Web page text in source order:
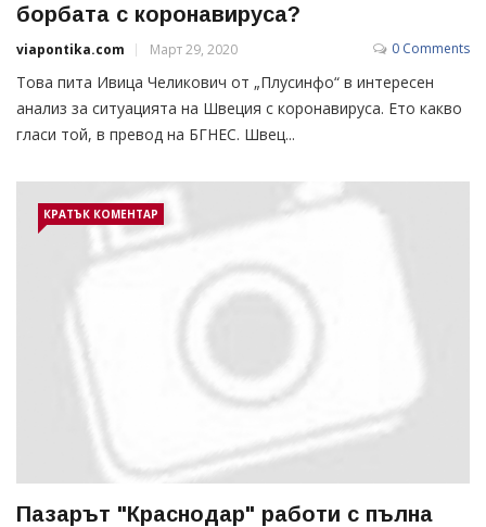
борбата с коронавируса?
viapontika.com Март 29, 2020 0 Comments
Това пита Ивица Челикович от „Плусинфо“ в интересен
анализ за ситуацията на Швеция с коронавируса. Ето какво
гласи той, в превод на БГНЕС. Швец...
КРАТЪК КОМЕНТАР
Пазарът "Краснодар" работи с пълна